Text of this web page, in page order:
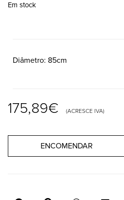
Em stock
Diâmetro 85cm
175,89€ (ACRESCE IVA)
ENCOMENDAR